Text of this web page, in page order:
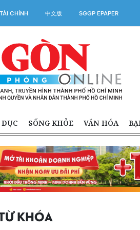
CHÍNH 中文版 SGGP EPAPER
SỐNG KHỎE VĂN HÓA
KHÓA